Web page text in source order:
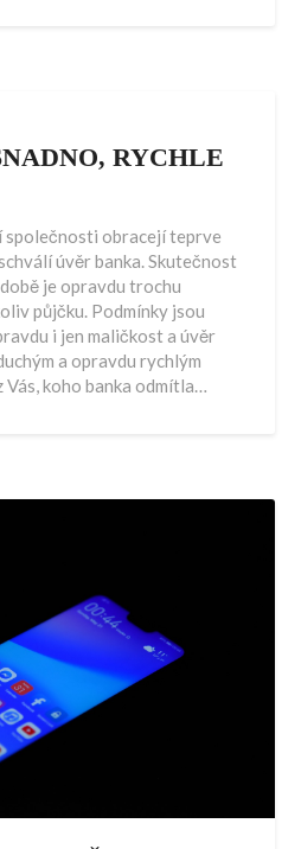
RYCHLE
společnosti obracejí teprve
úvěr banka. Skutečnost
je opravdu trochu
půjčku. Podmínky jsou
i jen maličkost a úvěr
a opravdu rychlým
koho banka odmítla…